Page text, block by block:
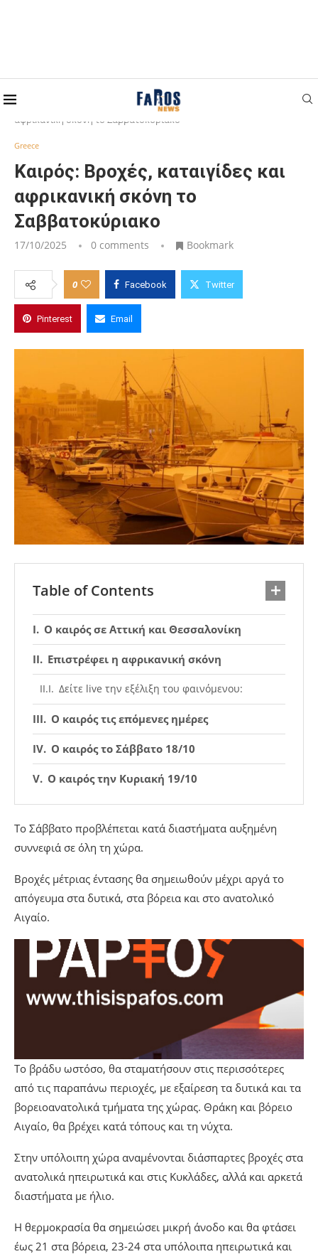
Home
Καιρός: Βροχές, καταιγίδες και
αφρικανική σκόνη το Σαββατοκύριακο
Greece
Καιρός: Βροχές, καταιγίδες και
αφρικανική σκόνη το
Σαββατοκύριακο
17/10/2025 0 comments Bookmark
0 Facebook Twitter
Pinterest Email
Table of Contents
Ο καιρός σε Αττική και Θεσσαλονίκη
Επιστρέφει η αφρικανική σκόνη
Δείτε live την εξέλιξη του φαινόμενου:
Ο καιρός τις επόμενες ημέρες
Ο καιρός το Σάββατο 18/10
Ο καιρός την Κυριακή 19/10
Το Σάββατο προβλέπεται κατά διαστήματα αυξημένη
συννεφιά σε όλη τη χώρα.
Βροχές μέτριας έντασης θα σημειωθούν μέχρι αργά το
απόγευμα στα δυτικά, στα βόρεια και στο ανατολικό
Αιγαίο.
Το βράδυ ωστόσο, θα σταματήσουν στις περισσότερες
από τις παραπάνω περιοχές, με εξαίρεση τα δυτικά και τα
βορειοανατολικά τμήματα της χώρας. Θράκη και βόρειο
Αιγαίο, θα βρέχει κατά τόπους και τη νύχτα.
Στην υπόλοιπη χώρα αναμένονται διάσπαρτες βροχές στα
ανατολικά ηπειρωτικά και στις Κυκλάδες, αλλά και αρκετά
διαστήματα με ήλιο.
Η θερμοκρασία θα σημειώσει μικρή άνοδο και θα φτάσει
έως 21 στα βόρεια, 23-24 στα υπόλοιπα ηπειρωτικά και